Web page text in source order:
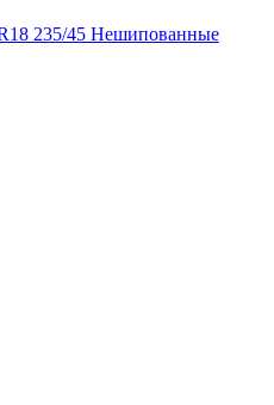
235/45 Нешипованные